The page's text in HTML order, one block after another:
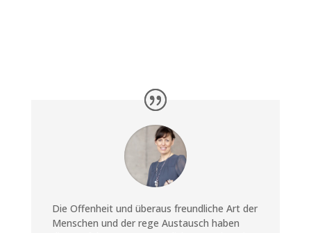
Die Offenheit und überaus freundliche Art der
Menschen und der rege Austausch haben